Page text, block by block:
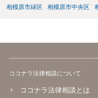
相模原市緑区
相模原市中央区
ココナラ法律相談について
ココナラ法律相談とは